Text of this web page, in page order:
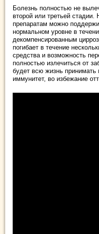
Болезнь полностью не
второй или третьей стадии.
препаратам можно
нормальном уровне в
декомпенсированным
погибает в течение
средства и возможность
полностью излечиться от
будет всю жизнь
иммунитет, во избежание